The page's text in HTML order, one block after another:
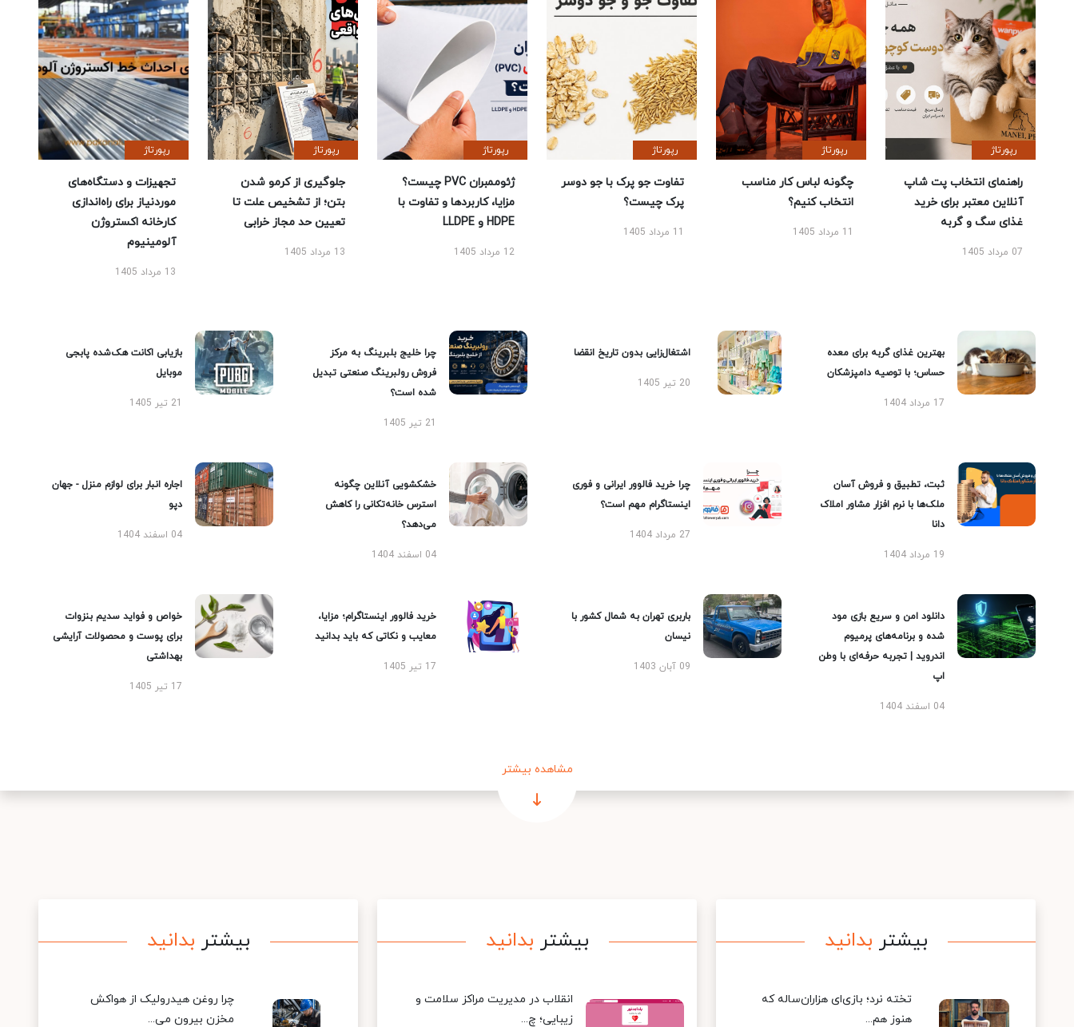
رپورتاژ
راهنمای انتخاب پت شاپ
آنلاین معتبر برای خرید
غذای سگ و گربه
07 مرداد 1405
رپورتاژ
چگونه لباس کار مناسب
انتخاب کنیم؟
11 مرداد 1405
رپورتاژ
تفاوت جو پرک با جو دوسر
پرک چیست؟
11 مرداد 1405
رپورتاژ
ژئوممبران PVC چیست؟
مزایا، کاربردها و تفاوت با
HDPE و LLDPE
12 مرداد 1405
رپورتاژ
جلوگیری از کرمو شدن
بتن؛ از تشخیص علت تا
تعیین حد مجاز خرابی
13 مرداد 1405
رپورتاژ
تجهیزات و دستگاه‌های
موردنیاز برای راه‌اندازی
کارخانه اکستروژن
آلومینیوم
13 مرداد 1405
بهترین غذای گربه برای معده
حساس؛ با توصیه دامپزشکان
17 مرداد 1404
اشتغال‌زایی بدون تاریخ انقضا
20 تیر 1405
چرا خلیج بلبرینگ به مرکز
فروش رولبرینگ صنعتی تبدیل
شده است؟
21 تیر 1405
بازیابی اکانت هک‌شده پابجی
موبایل
21 تیر 1405
ثبت، تطبیق و فروش آسان
ملک‌ها با نرم افزار مشاور املاک
دانا
19 مرداد 1404
چرا خرید فالوور ایرانی و فوری
اینستاگرام مهم است؟
27 مرداد 1404
خشکشویی آنلاین چگونه
استرس خانه‌تکانی را کاهش
می‌دهد؟
04 اسفند 1404
اجاره انبار برای لوازم منزل - جهان
دپو
04 اسفند 1404
دانلود امن و سریع بازی مود
شده و برنامه‌های پرمیوم
اندروید | تجربه حرفه‌ای با وطن
اپ
04 اسفند 1404
باربری تهران به شمال کشور با
نیسان
09 آبان 1403
خرید فالوور اینستاگرام؛ مزایا،
معایب و نکاتی که باید بدانید
17 تیر 1405
خواص و فواید سدیم بنزوات
برای پوست و محصولات آرایشی
بهداشتی
17 تیر 1405
مشاهده بیشتر
بیشتر بدانید
تخته نرد؛ بازی‌ای هزاران‌ساله که
هنوز هم...
بیشتر بدانید
انقلاب در مدیریت مراکز سلامت و
زیبایی؛ چ...
بیشتر بدانید
چرا روغن هیدرولیک از هواکش
مخزن بیرون می...